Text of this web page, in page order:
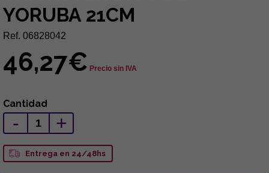
YORUBA 21CM
Ref. 06828042
46,27€ Precio sin IVA
Cantidad
- +
Entrega en 24/48hs